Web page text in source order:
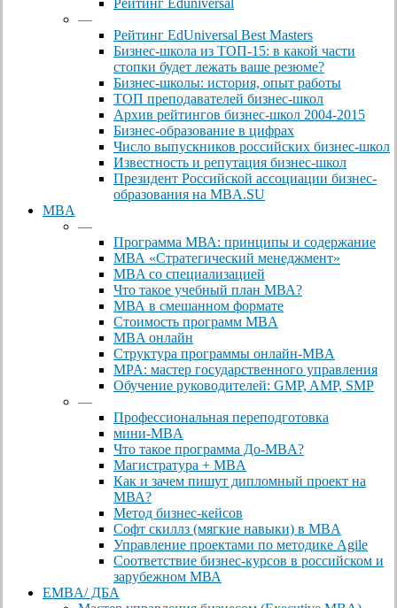
—
Рейтинг EdUniversal Best Masters
Бизнес-школа из ТОП-15: в какой части
стопки будет лежать ваше резюме?
Бизнес-школы: история, опыт работы
ТОП преподавателей бизнес-школ
Архив рейтингов бизнес-школ 2004-2015
Бизнес-образование в цифрах
Число выпускников российских бизнес-школ
Известность и репутация бизнес-школ
Президент Российской ассоциации бизнес-
образования на MBA.SU
MBA
—
Программа МВА: принципы и содержание
МВА «Cтратегический менеджмент»
MBA со специализацией
Что такое учебный план МВА?
МВА в смешанном формате
Стоимость программ MBA
MBA онлайн
Cтруктура программы онлайн-MBA
MPA: мастер государственного управления
Обучение руководителей: GMP, AMP, SMP
—
Профессиональная переподготовка
мини-MBA
Что такое программа До-MBA?
Магистратура + MBA
Как и зачем пишут дипломный проект на
МВА?
Метод бизнес-кейсов
Софт скиллз (мягкие навыки) в MBA
Управление проектами по методике Agile
Соответствие бизнес-курсов в российском и
зарубежном МВА
EMBA/ ДБA